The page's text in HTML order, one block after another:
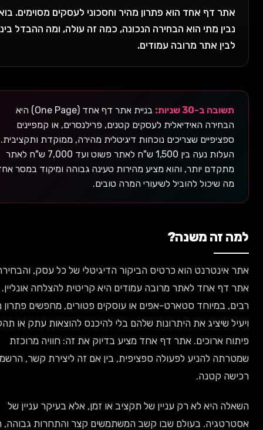
אתר דף אחד הוא פתרון מהיר וחסכוני לעסקים מסוימים. בואו
נבין מתי הוא הבחירה הנכונה, כמה זה עולה, ומה ההבדל בינו
לבין אתר מרובה עמודים.
תשובה ב-30 שניות:
בניית אתר דף אחד (One Page) היא
הבחירה האידיאלית לעסקים קטנים, פרילנסרים, או קמפיינים
ספציפיים שצריכים נוכחות דיגיטלית מהירה, ממוקדת ותקציבית.
העלות נעה בין 1,500 ש"ח לאתר פשוט ועד 7,000 ש"ח לאתר
מתקדם יותר, והוא מציע מהירות טעינה גבוהה ומיקוד במסר אחד,
מה שיכול להוביל לשיעורי המרה טובים.
זה משנה?
אינטרנט הוא כרטיס הביקור הדיגיטלי של כל עסק, והבחירה בין
דף אחד לאתר מרובה עמודים היא קריטית להצלחה אונליין. עסקים
במיוחד סטארט-אפים או עוסקים פטורים, מחפשים פתרון מהיר
שיציג את היתרונות שלהם בלי להיכנס להוצאות עתק או תהליכי
ארוכים. אתר דף אחד מציע בדיוק את זה: חוויה מרוכזת
להניע לפעולה ספציפית, בין אם זה ליצירת קשר, הרשמה או
קטנה.
היא לא רק עניין של תקציב או זמן, אלא בעיקר עניין של
בעולם שבו קשב המשתמשים קצר והתחרות גבוהה, היכולת